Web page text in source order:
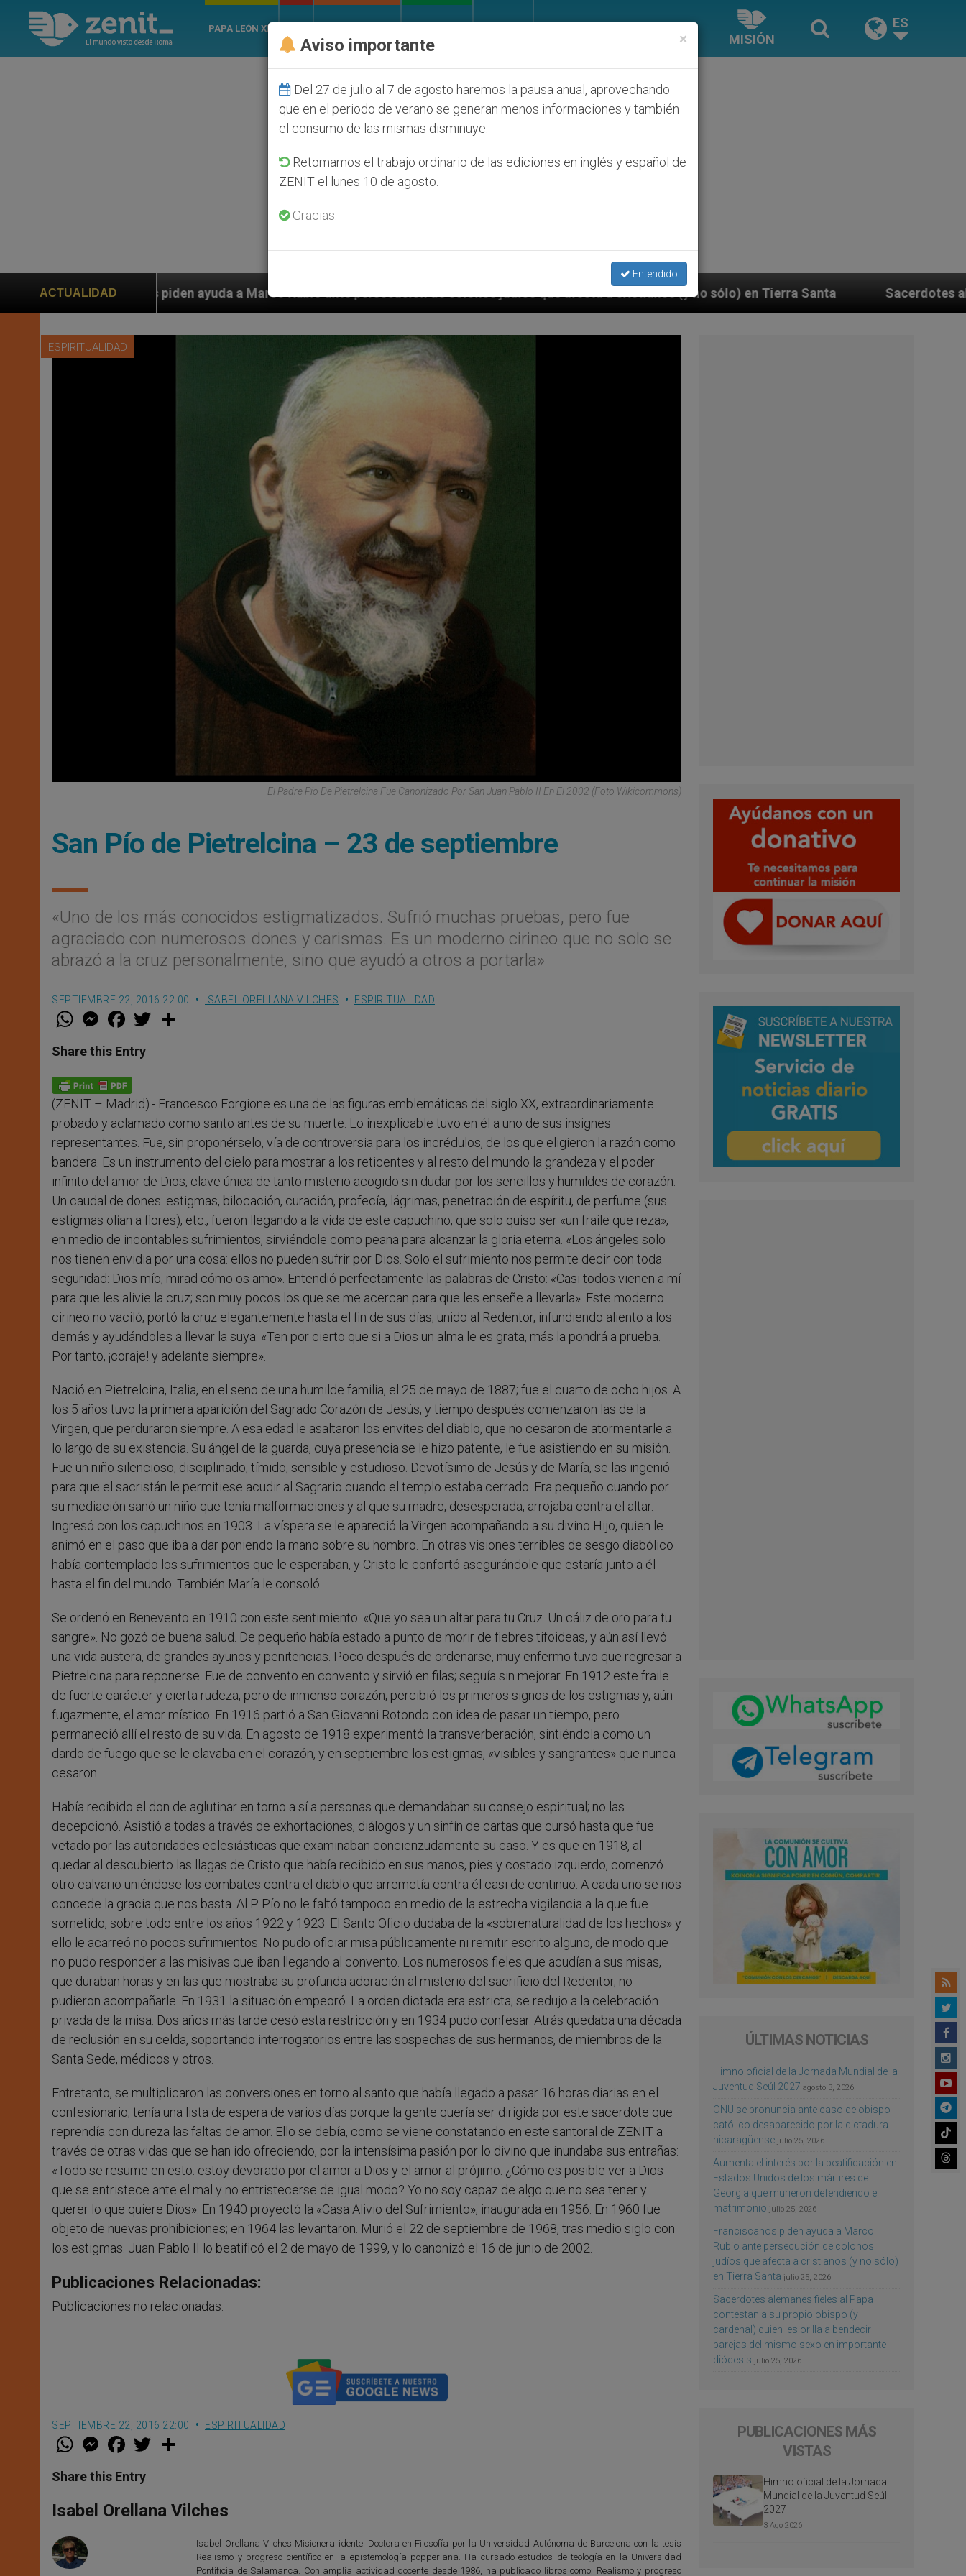
PAPA LEÓN XIV
MISIÓN
ES
ACTUALIDAD
ayuda a Marco Rubio ante persecución de colonos judíos que afecta a cristianos (y no sólo) en Tierra Santa Sacerdotes alemanes fieles al Papa
ESPIRITUALIDAD
El Padre Pío De Pietrelcina Fue Canonizado Por San Juan Pablo II En El 2002 (Foto Wikicommons)
San Pío de Pietrelcina – 23 de septiembre
«Uno de los más conocidos estigmatizados. Sufrió muchas pruebas, pero fue
agraciado con numerosos dones y carismas. Es un moderno cirineo que no solo se
abrazó a la cruz personalmente, sino que ayudó a otros a portarla»
SEPTIEMBRE 22, 2016 22:00 ISABEL ORELLANA VILCHES ESPIRITUALIDAD
W
t
s
p
p
M
e
s
e
g
e
F
a
e
b
o
k
w
Share this Entry
(ZENIT – Madrid).- Francesco Forgione es una de las figuras emblemáticas del siglo XX, extraordinariamente
probado y aclamado como santo antes de su muerte. Lo inexplicable tuvo en él a uno de sus insignes
representantes. Fue, sin proponérselo, vía de controversia para los incrédulos, de los que eligieron la razón como
bandera. Es un instrumento del cielo para mostrar a los reticentes y al resto del mundo la grandeza y el poder
infinito del amor de Dios, clave única de tanto misterio acogido sin dudar por los sencillos y humildes de corazón.
Un caudal de dones: estigmas, bilocación, curación, profecía, lágrimas, penetración de espíritu, de perfume (sus
estigmas olían a flores), etc., fueron llegando a la vida de este capuchino, que solo quiso ser «un fraile que reza»,
en medio de incontables sufrimientos, sirviéndole como peana para alcanzar la gloria eterna. «Los ángeles solo
nos tienen envidia por una cosa: ellos no pueden sufrir por Dios. Solo el sufrimiento nos permite decir con toda
seguridad: Dios mío, mirad cómo os amo». Entendió perfectamente las palabras de Cristo: «Casi todos vienen a mí
para que les alivie la cruz; son muy pocos los que se me acercan para que les enseñe a llevarla». Este moderno
cirineo no vaciló; portó la cruz elegantemente hasta el fin de sus días, unido al Redentor, infundiendo aliento a los
demás y ayudándoles a llevar la suya: «Ten por cierto que si a Dios un alma le es grata, más la pondrá a prueba.
Por tanto, ¡coraje! y adelante siempre».
Nació en Pietrelcina, Italia, en el seno de una humilde familia, el 25 de mayo de 1887; fue el cuarto de ocho hijos. A
los 5 años tuvo la primera aparición del Sagrado Corazón de Jesús, y tiempo después comenzaron las de la
Virgen, que perduraron siempre. A esa edad le asaltaron los envites del diablo, que no cesaron de atormentarle a
lo largo de su existencia. Su ángel de la guarda, cuya presencia se le hizo patente, le fue asistiendo en su misión.
Fue un niño silencioso, disciplinado, tímido, sensible y estudioso. Devotísimo de Jesús y de María, se las ingenió
para que el sacristán le permitiese acudir al Sagrario cuando el templo estaba cerrado. Era pequeño cuando por
su mediación sanó un niño que tenía malformaciones y al que su madre, desesperada, arrojaba contra el altar.
Ingresó con los capuchinos en 1903. La víspera se le apareció la Virgen acompañando a su divino Hijo, quien le
animó en el paso que iba a dar poniendo la mano sobre su hombro. En otras visiones terribles de sesgo diabólico
había contemplado los sufrimientos que le esperaban, y Cristo le confortó asegurándole que estaría junto a él
hasta el fin del mundo. También María le consoló.
Se ordenó en Benevento en 1910 con este sentimiento: «Que yo sea un altar para tu Cruz. Un cáliz de oro para tu
sangre». No gozó de buena salud. De pequeño había estado a punto de morir de fiebres tifoideas, y aún así llevó
una vida austera, de grandes ayunos y penitencias. Poco después de ordenarse, muy enfermo tuvo que regresar a
Pietrelcina para reponerse. Fue de convento en convento y sirvió en filas; seguía sin mejorar. En 1912 este fraile
de fuerte carácter y cierta rudeza, pero de inmenso corazón, percibió los primeros signos de los estigmas y, aún
fugazmente, el amor místico. En 1916 partió a San Giovanni Rotondo con idea de pasar un tiempo, pero
permaneció allí el resto de su vida. En agosto de 1918 experimentó la transverberación, sintiéndola como un
dardo de fuego que se le clavaba en el corazón, y en septiembre los estigmas, «visibles y sangrantes» que nunca
cesaron.
Había recibido el don de aglutinar en torno a sí a personas que demandaban su consejo espiritual; no las
decepcionó. Asistió a todas a través de exhortaciones, diálogos y un sinfín de cartas que cursó hasta que fue
vetado por las autoridades eclesiásticas que examinaban concienzudamente su caso. Y es que en 1918, al
quedar al descubierto las llagas de Cristo que había recibido en sus manos, pies y costado izquierdo, comenzó
otro calvario uniéndose los combates contra el diablo que arremetía contra él casi de continuo. A cada uno se nos
concede la gracia que nos basta. Al P. Pío no le faltó tampoco en medio de la estrecha vigilancia a la que fue
sometido, sobre todo entre los años 1922 y 1923. El Santo Oficio dudaba de la «sobrenaturalidad de los hechos» y
ello le acarreó no pocos sufrimientos. No pudo oficiar misa públicamente ni remitir escrito alguno, de modo que
no pudo responder a las misivas que iban llegando al convento. Los numerosos fieles que acudían a sus misas,
que duraban horas y en las que mostraba su profunda adoración al misterio del sacrificio del Redentor, no
pudieron acompañarle. En 1931 la situación empeoró. La orden dictada era estricta; se redujo a la celebración
privada de la misa. Dos años más tarde cesó esta restricción y en 1934 pudo confesar. Atrás quedaba una década
de reclusión en su celda, soportando interrogatorios entre las sospechas de sus hermanos, de miembros de la
Santa Sede, médicos y otros.
Entretanto, se multiplicaron las conversiones en torno al santo que había llegado a pasar 16 horas diarias en el
confesionario; tenía una lista de espera de varios días porque la gente quería ser dirigida por este sacerdote que
reprendía con dureza las faltas de amor. Ello se debía, como se viene constatando en este santoral de ZENIT a
través de otras vidas que se han ido ofreciendo, por la intensísima pasión por lo divino que inundaba sus entrañas:
«Todo se resume en esto: estoy devorado por el amor a Dios y el amor al prójimo. ¿Cómo es posible ver a Dios
que se entristece ante el mal y no entristecerse de igual modo? Yo no soy capaz de algo que no sea tener y
querer lo que quiere Dios». En 1940 proyectó la «Casa Alivio del Sufrimiento», inaugurada en 1956. En 1960 fue
objeto de nuevas prohibiciones; en 1964 las levantaron. Murió el 22 de septiembre de 1968, tras medio siglo con
los estigmas. Juan Pablo II lo beatificó el 2 de mayo de 1999, y lo canonizó el 16 de junio de 2002.
Publicaciones Relacionadas:
Publicaciones no relacionadas.
SEPTIEMBRE 22, 2016 22:00 ESPIRITUALIDAD
W
t
s
p
p
M
e
s
e
g
e
F
a
e
b
o
k
w
r
Share this Entry
Isabel Orellana Vilches
Isabel Orellana Vilches Misionera idente. Doctora en Filosofía por la Universidad Autónoma de Barcelona con la tesis
Realismo y progreso científico en la epistemología popperiana. Ha cursado estudios de teología en la Universidad
Pontificia de Salamanca. Con amplia actividad docente desde 1986, ha publicado libros como: Realismo y progreso
ÚLTIMAS NOTICIAS
Himno oficial de la Jornada Mundial de la
Juventud Seúl 2027 agosto 3, 2026
ONU se pronuncia ante caso de obispo
católico desaparecido por la dictadura
nicaragüense julio 25, 2026
Aumenta el interés por la beatificación en
Estados Unidos de los mártires de
Georgia que murieron defendiendo el
matrimonio julio 25, 2026
Franciscanos piden ayuda a Marco
Rubio ante persecución de colonos
judíos que afecta a cristianos (y no sólo)
en Tierra Santa julio 25, 2026
Sacerdotes alemanes fieles al Papa
contestan a su propio obispo (y
cardenal) quien les orilla a bendecir
parejas del mismo sexo en importante
diócesis julio 25, 2026
PUBLICACIONES MÁS
VISTAS
Himno oficial de la Jornada
Mundial de la Juventud Seúl
2027
3 Ago 2026
×
Aviso importante
Del 27 de julio al 7 de agosto haremos la pausa anual, aprovechando
que en el periodo de verano se generan menos informaciones y también
el consumo de las mismas disminuye.
Retomamos el trabajo ordinario de las ediciones en inglés y español de
ZENIT el lunes 10 de agosto.
Gracias.
Entendido